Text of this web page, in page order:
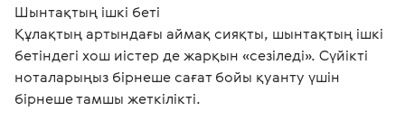
Шынтақтың ішкі беті
Құлақтың артындағы аймақ сияқты, шынтақтың ішкі
бетіндегі хош иістер де жарқын «сезіледі». Сүйікті
ноталарыңыз бірнеше сағат бойы қуанту үшін
бірнеше тамшы жеткілікті.